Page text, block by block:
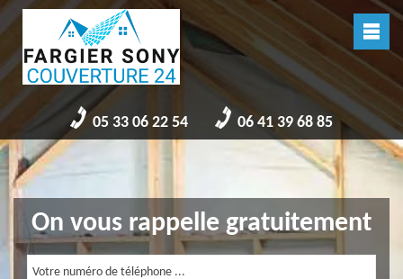
05 33 06 22 54 06 41 39 68 85
On vous rappelle gratuitement